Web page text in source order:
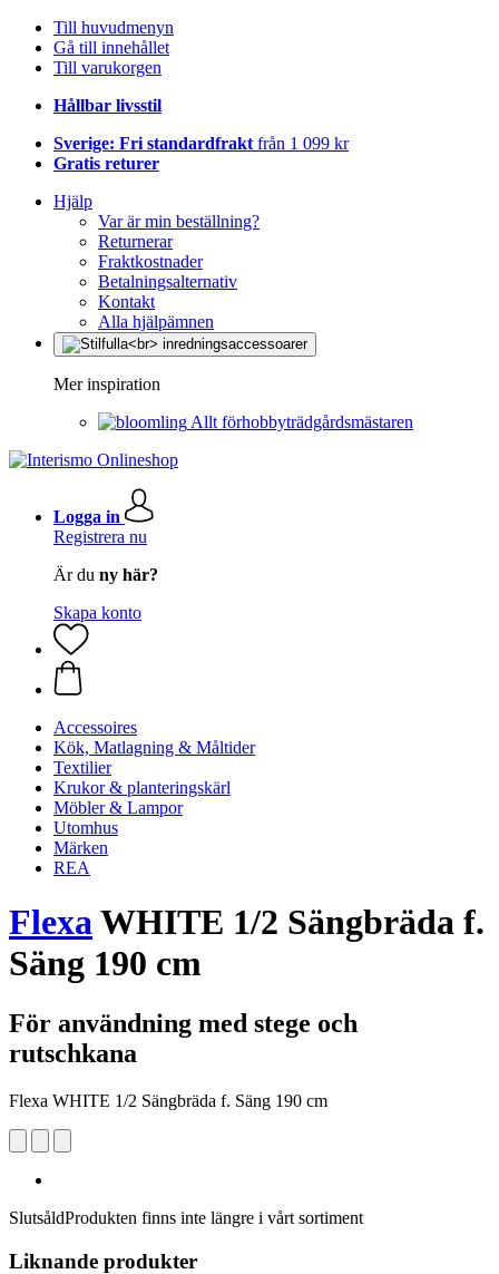
Till huvudmenyn
Gå till innehållet
Till varukorgen
Hållbar livsstil
Sverige: Fri standardfrakt från 1 099 kr
Gratis returer
Hjälp
Var är min beställning?
Returnerar
Fraktkostnader
Betalningsalternativ
Kontakt
Alla hjälpämnen
Mer inspiration
Allt förhobbyträdgårdsmästaren
Logga in
Registrera nu
Är du ny här?
Skapa konto
Accessoires
Kök, Matlagning & Måltider
Textilier
Krukor & planteringskärl
Möbler & Lampor
Utomhus
Märken
REA
FlexaWHITE 1/2 Sängbräda f.
Säng 190 cm
För användning med stege och
rutschkana
Flexa WHITE 1/2 Sängbräda f. Säng 190 cm
SlutsåldProdukten finns inte längre i vårt sortiment
Liknande produkter